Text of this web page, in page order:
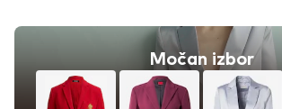
Močan izbor